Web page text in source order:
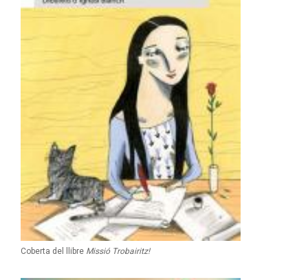
Coberta del llibre Missió Trobairitz!